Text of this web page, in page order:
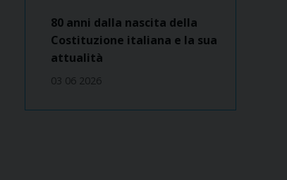
80 anni dalla nascita della
Costituzione italiana e la sua
attualità
03 06 2026